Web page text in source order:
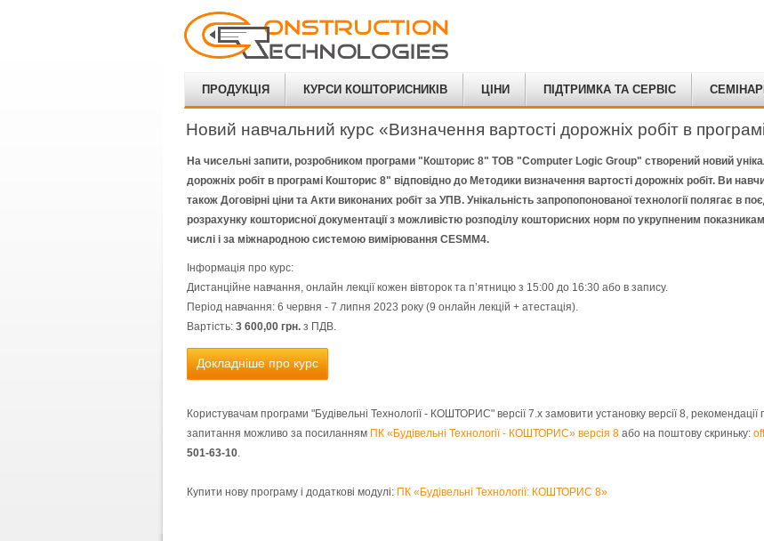
ПРОДУКЦІЯ КУРСИ КОШТОРИСНИКІВ ЦІНИ ПІДТРИМКА ТА СЕРВІС
Новий навчальний курс «Визначення вартості дорожніх робіт в
На чисельні запити, розробником програми "Кошторис 8" ТОВ "Computer Logic Group" створений новий
дорожніх робіт в програмі Кошторис 8" відповідно до Методики визначення вартості дорожніх робіт. Ви
також Договірні ціни та Акти виконаних робіт за УПВ. Унікальність запропопонованої технології полягає в
розрахунку кошторисної документації з можливістю розподілу кошторисних норм по укрупненим
числі і за міжнародною системою вимірювання CESMM4.
Інформація про курс:
Дистанційне навчання, онлайн лекції кожен вівторок та п’ятницю з 15:00 до 16:30 або в запису.
Період навчання: 6 червня - 7 липня 2023 року (9 онлайн лекцій + атестація).
Вартість: 3 600,00 грн. з ПДВ.
Докладніше про курс
Користувачам програми "Будівельні Технології - КОШТОРИС" версії 7.х замовити установку версії 8, рекомендації
запитання можливо за посиланням ПК «Будівельні Технології - КОШТОРИС» версія 8 або на поштову скриньку:
501-63-10.
Купити нову програму і додаткові модулі: ПК «Будівельні Технології: КОШТОРИС 8»